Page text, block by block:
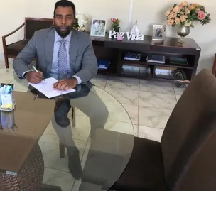
sexta-feira, 18, a magistrada repetiu
juiz e, nos mesmos e exatos
se suspeita para julgar a causa, e
dos autos para o próximo
na linha de substituição,
magistrada Dra Ana Paula Saboya
Rafael Maciel de Souza
de Feijó).